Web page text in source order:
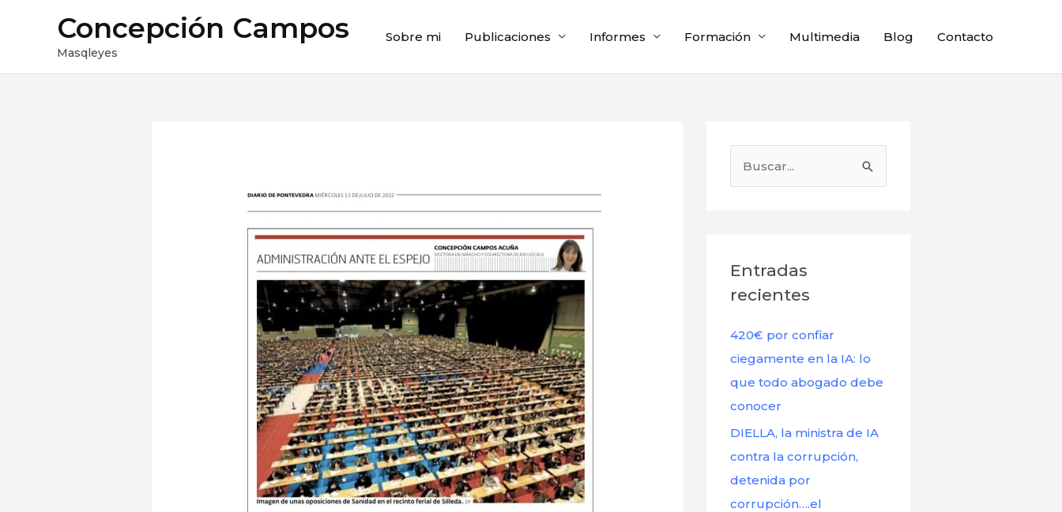
contenido
Concepción Campos
Masqleyes
Sobre mi Publicaciones Informes Formación Multimedia Blog Contacto
a
o
r
:
Entradas
recientes
420€ por confiar
ciegamente en la IA: lo
que todo abogado debe
conocer
DIELLA, la ministra de IA
contra la corrupción,
detenida por
corrupción….el